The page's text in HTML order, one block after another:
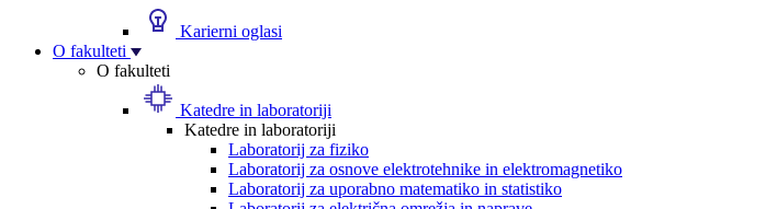
Karierni oglasi
O fakulteti
O fakulteti
Katedre in laboratoriji
Katedre in laboratoriji
Laboratorij za fiziko
Laboratorij za osnove elektrotehnike in elektromagnetiko
Laboratorij za uporabno matematiko in statistiko